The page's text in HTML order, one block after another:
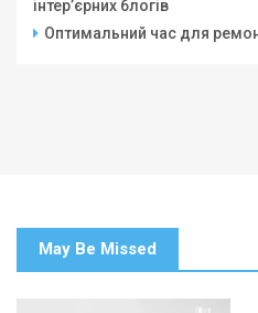
інтер’єрних блогів
Оптимальний час для
May Be Missed